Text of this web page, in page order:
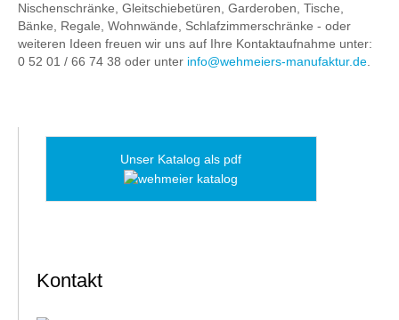
Nischenschränke, Gleitschiebetüren, Garderoben, Tische,
Bänke, Regale, Wohnwände, Schlafzimmerschränke - oder
weiteren Ideen freuen wir uns auf Ihre Kontaktaufnahme unter:
0 52 01 / 66 74 38 oder unter info@wehmeiers-manufaktur.de.
Unser Katalog als pdf
Kontakt